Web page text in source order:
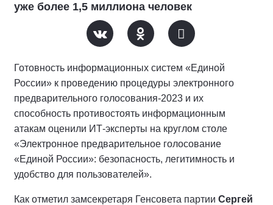
уже более 1,5 миллиона человек
Готовность информационных систем «Единой
России» к проведению процедуры электронного
предварительного голосования-2023 и их
способность противостоять информационным
атакам оценили ИТ-эксперты на круглом столе
«Электронное предварительное голосование
«Единой России»: безопасность, легитимность и
удобство для пользователей».
Как отметил замсекретаря Генсовета партии Сергей